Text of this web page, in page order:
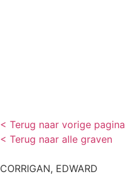
< Terug naar vorige pagina
< Terug naar alle graven
CORRIGAN, EDWARD